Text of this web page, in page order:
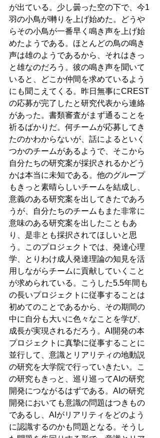
が出ている。少し曇った空の下で、今1
羽の小鳥が囀りを上げ始めた。どうや
らその小鳥が一番早く鳴き声を上げ始
めたようである。ほとんどの鳥の鳴き
声は雄のようであるから、それはきっ
と雄なのだろう。彼の鳴き声を聞いて
いると、どこか仲間を求めているよう
にも聞こえてくる。昨日無事にCREST
の応募が完了したと研究代表から連絡
があった。書類審査がまず通ることを
祈るばかりだ。何チームが応募してき
たのかわからないが、話によるといく
つかのチームがあるようで、そこから
自分たちの研究案が採択されるかどう
かは本当に未知である。他のグループ
もきっと素晴らしいチームを結成し、
意義のある研究案を出してきたであろ
うが、自分たちのチームもまた非常に
意味のある研究案を出したこともあ
り、是非とも採択されてほしいと思
う。このプロジェクトでは、発達心理
学、とりわけ成人発達理論の知見を活
用しながらチームに貢献していくこと
が求められている。こうした5.5年間も
の長いプロジェクトに従事することは
初めてのことであるから、その期間の
中に自分も大いに色々なことを学び、
成長が実現されるだろう。AI開発の本
プロジェクトに真摯に従事することに
並行して、意識とリアリティの地動説
の研究を大学院で行っていきたい。こ
の研究もきっと、巡り巡ってAIの研究
開発につながるはずである。AIの研究
開発においても意識の問題はつきもの
であるし、AIがリアリティをどのよう
に認識するのかも問題となる。そうし